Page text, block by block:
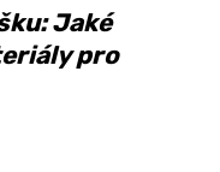
Jaké
pro